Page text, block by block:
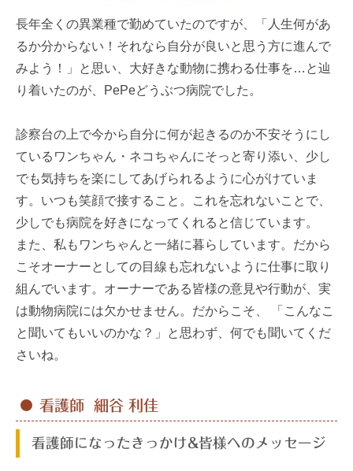
長年全くの異業種で勤めていたのですが、「人生何があ
るか分からない！それなら自分が良いと思う方に進んで
みよう！」と思い、大好きな動物に携わる仕事を…と辿
り着いたのが、PePeどうぶつ病院でした。
診察台の上で今から自分に何が起きるのか不安そうにし
ているワンちゃん・ネコちゃんにそっと寄り添い、少し
でも気持ちを楽にしてあげられるように心がけていま
す。いつも笑顔で接すること。これを忘れないことで、
少しでも病院を好きになってくれると信じています。
また、私もワンちゃんと一緒に暮らしています。だから
こそオーナーとしての目線も忘れないように仕事に取り
組んでいます。オーナーである皆様の意見や行動が、実
は動物病院には欠かせません。だからこそ、 「こんなこ
と聞いてもいいのかな？」と思わず、何でも聞いてくだ
さいね。
看護師 細谷 利佳
看護師になったきっかけ&皆様へのメッセージ